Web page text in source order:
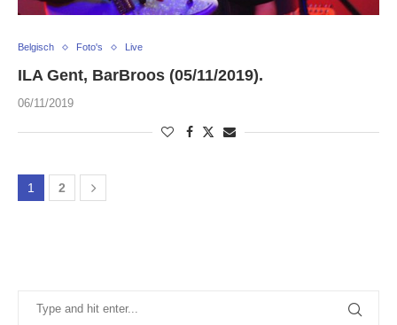
Belgisch Foto's Live
ILA Gent, BarBroos (05/11/2019).
06/11/2019
1 2